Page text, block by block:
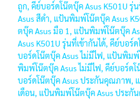
ถูก, คีย์บอร์ดโน๊ตบุ๊ค Asus K501U
Asus สีดำ, แป้นพิมพ์โน๊ตบุ๊ค Asus
ตบุ๊ค Asus มือ 1, แป้นพิมพ์โน๊ตบุ๊ค
Asus K501U รุ่นที่เข้ากันได้, คีย์บอร์
บอร์ดโน๊ตบุ๊ค Asus ไม่มีไฟ, แป้นพิม
พิมพ์โน๊ตบุ๊ค Asus ไม่มีไฟ, คีย์บอร์ดโ
บอร์ดโน๊ตบุ๊ค Asus ประกันคุณภาพ,
เดือน, แป้นพิมพ์โน๊ตบุ๊ค Asus ประกั